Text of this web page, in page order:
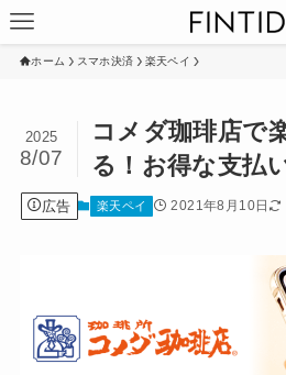
ホーム スマホ決済 楽天ペイ
コメダ珈琲店で
る！お得な支払
2025
8/07
広告 楽天ペイ 2021年8月10日